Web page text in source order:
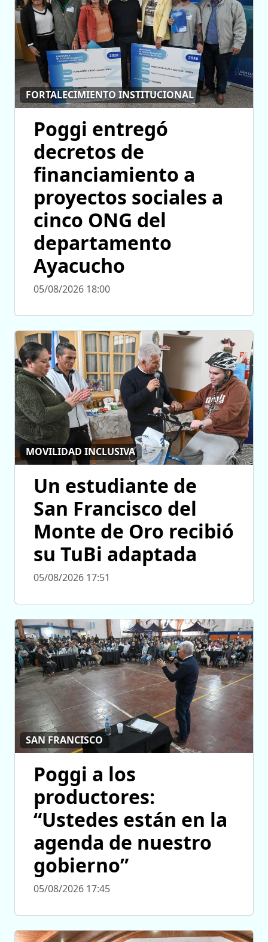
FORTALECIMIENTO INSTITUCIONAL
Poggi entregó
decretos de
financiamiento a
proyectos sociales a
cinco ONG del
departamento
Ayacucho
05/08/2026 18:00
MOVILIDAD INCLUSIVA
Un estudiante de
San Francisco del
Monte de Oro recibió
su TuBi adaptada
05/08/2026 17:51
SAN FRANCISCO
Poggi a los
productores:
“Ustedes están en la
agenda de nuestro
gobierno”
05/08/2026 17:45